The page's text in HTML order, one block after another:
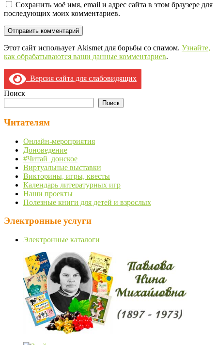
Сохранить моё имя, email и адрес сайта в этом браузере для
последующих моих комментариев.
Этот сайт использует Akismet для борьбы со спамом. Узнайте,
как обрабатываются ваши данные комментариев.
Версия сайта для слабовидящих
Поиск
Поиск
Читателям
Онлайн-мероприятия
Доноведение
#Читай_донское
Виртуальные выставки
Викторины, игры, квесты
Календарь литературных игр
Наши проекты
Полезные книги для детей и взрослых
Электронные услуги
Электронные каталоги